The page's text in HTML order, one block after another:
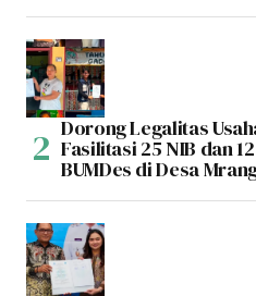
Dorong Legalitas
Fasilitasi 25 NIB dan
BUMDes di Desa